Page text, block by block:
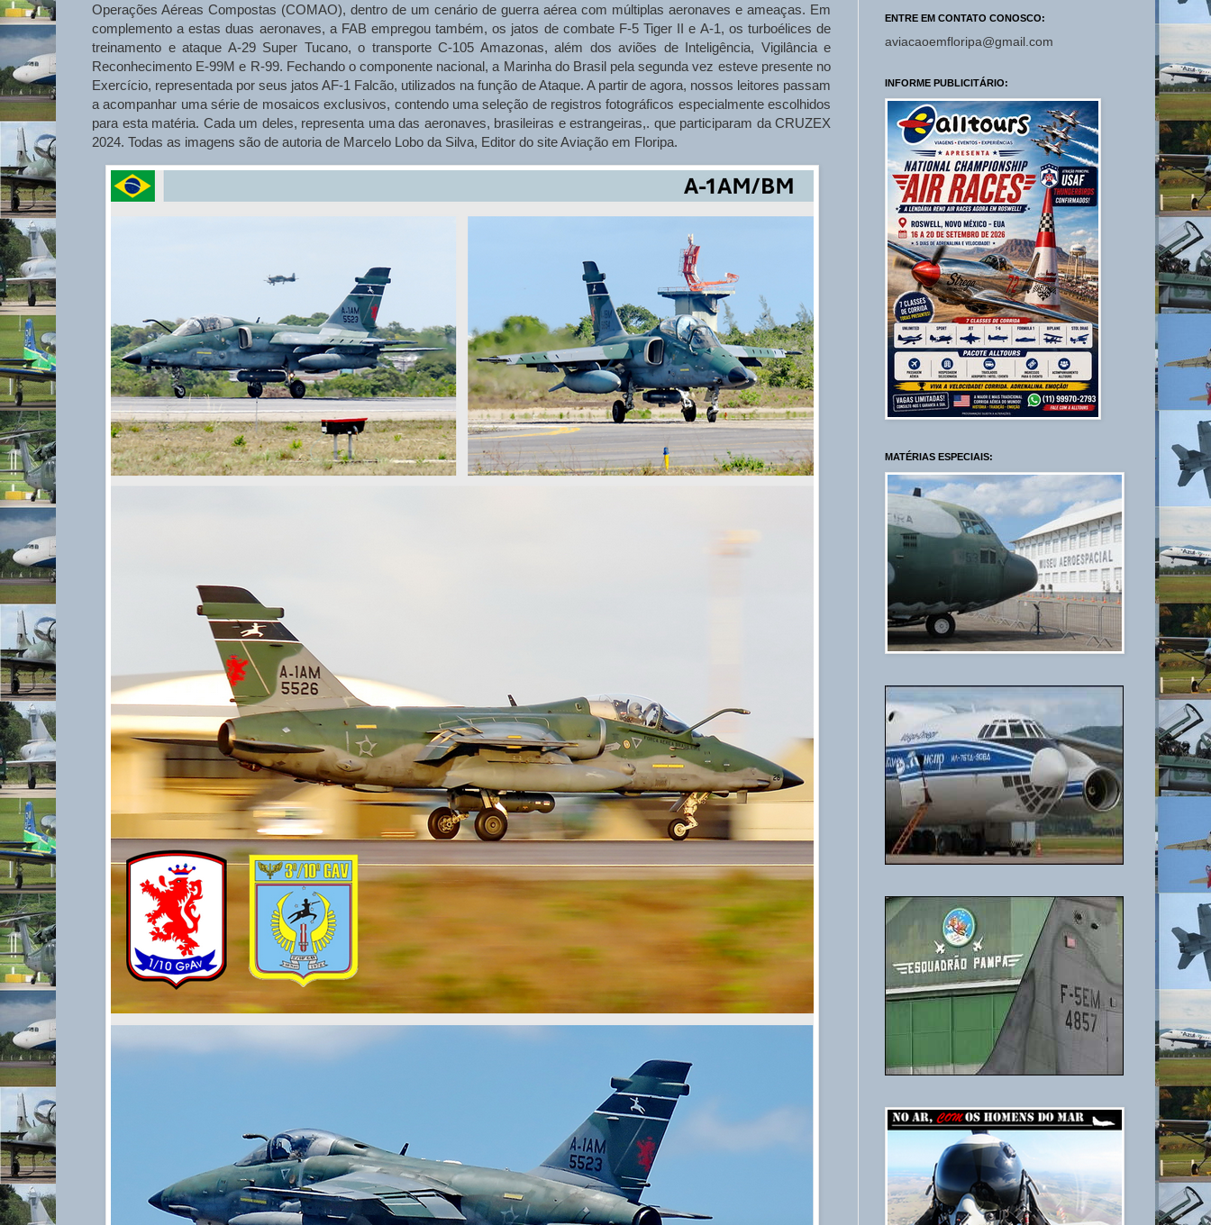
Operações Aéreas Compostas (COMAO), dentro de um cenário de guerra aérea com múltiplas aeronaves e ameaças. Em
complemento a estas duas aeronaves, a FAB empregou também, os jatos de combate F-5 Tiger II e A-1, os turboélices de
treinamento e ataque A-29 Super Tucano, o transporte C-105 Amazonas, além dos aviões de Inteligência, Vigilância e
Reconhecimento E-99M e R-99. Fechando o componente nacional, a Marinha do Brasil pela segunda vez esteve presente no
Exercício, representada por seus jatos AF-1 Falcão, utilizados na função de Ataque. A partir de agora, nossos leitores passam
a acompanhar uma série de mosaicos exclusivos, contendo uma seleção de registros fotográficos especialmente escolhidos
para esta matéria. Cada um deles, representa uma das aeronaves, brasileiras e estrangeiras,. que participaram da CRUZEX
2024. Todas as imagens são de autoria de Marcelo Lobo da Silva, Editor do site Aviação em Floripa.
ENTRE EM CONTATO CONOSCO:
aviacaoemfloripa@gmail.com
INFORME PUBLICITÁRIO:
MATÉRIAS ESPECIAIS: